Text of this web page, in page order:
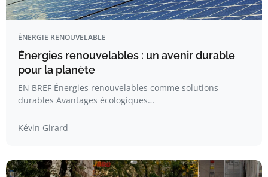
ÉNERGIE RENOUVELABLE
Énergies renouvelables : un avenir durable
pour la planète
EN BREF Énergies renouvelables comme solutions
durables Avantages écologiques…
Kévin Girard